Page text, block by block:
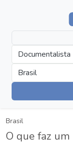
Documentalista
Brasil
Brasil
O que faz um